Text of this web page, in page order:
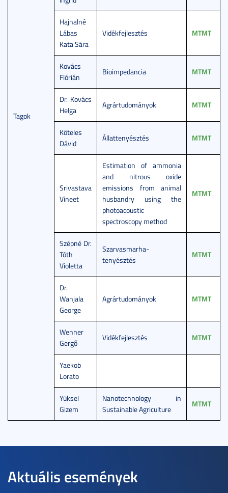
Tagok
Hajnalné
Lábas
Kata Sára
Vidékfejlesztés MTMT
Kovács
Flórián
Bioimpedancia MTMT
Dr. Kovács
Helga
Agrártudományok MTMT
Köteles
Dávid
Állattenyésztés MTMT
Srivastava
Vineet
Estimation of ammonia
and nitrous oxide
emissions from animal
husbandry using the
photoacoustic
spectroscopy method
MTMT
Szépné Dr.
Tóth
Violetta
Szarvasmarha-
tenyésztés
MTMT
Dr.
Wanjala
George
Agrártudományok MTMT
Wenner
Gergő
Vidékfejlesztés MTMT
Yaekob
Lorato
Yüksel
Gizem
Nanotechnology in
Sustainable Agriculture
MTMT
Aktuális események